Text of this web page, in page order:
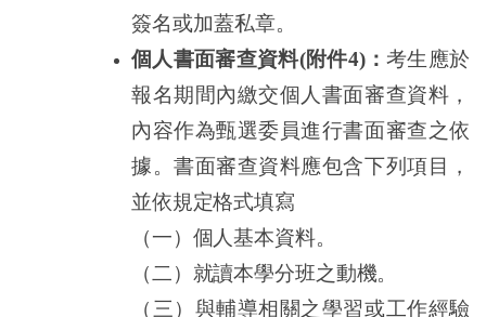
簽名或加蓋私章。
個人書面審查資料(附件4)：考生應於
報名期間內繳交個人書面審查資料，
內容作為甄選委員進行書面審查之依
據。書面審查資料應包含下列項目，
並依規定格式填寫
（一）個人基本資料。
（二）就讀本學分班之動機。
（三）與輔導相關之學習或工作經驗